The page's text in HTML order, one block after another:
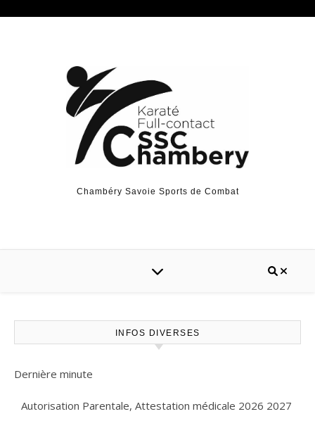
Chambéry Savoie Sports de Combat
INFOS DIVERSES
Dernière minute
Autorisation Parentale, Attestation médicale 2026 2027